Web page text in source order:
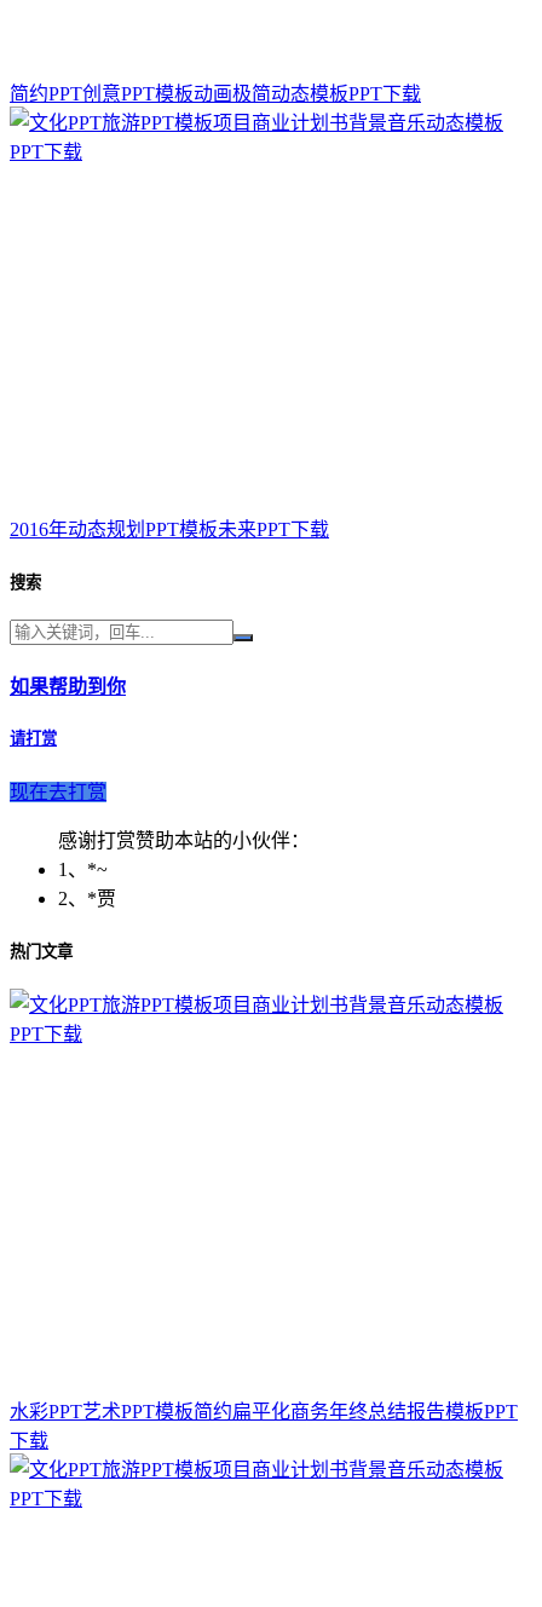
简约PPT创意PPT模板动画极简动态模板PPT下载
2016年动态规划PPT模板未来PPT下载
搜索
如果帮助到你
请打赏
现在去打赏
感谢打赏赞助本站的小伙伴：
1、*~
2、*贾
热门文章
水彩PPT艺术PPT模板简约扁平化商务年终总结报告模板PPT
下载